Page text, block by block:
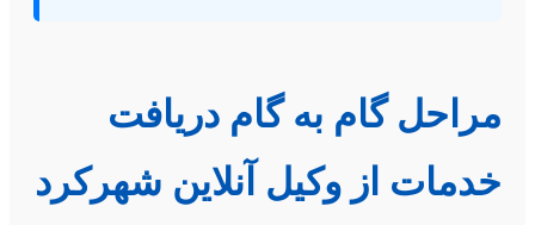
گام به گام دریافت
از وکیل آنلاین شهرکرد